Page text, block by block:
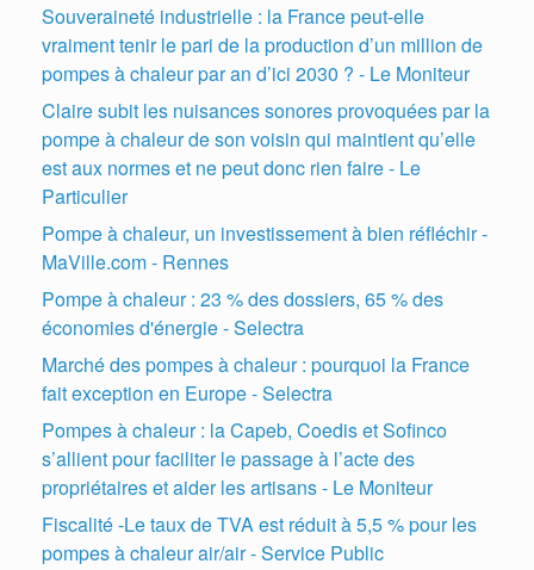
Souveraineté industrielle : la France peut-elle
vraiment tenir le pari de la production d’un million de
pompes à chaleur par an d’ici 2030 ? - Le Moniteur
Claire subit les nuisances sonores provoquées par la
pompe à chaleur de son voisin qui maintient qu’elle
est aux normes et ne peut donc rien faire - Le
Particulier
Pompe à chaleur, un investissement à bien réfléchir -
MaVille.com - Rennes
Pompe à chaleur : 23 % des dossiers, 65 % des
économies d'énergie - Selectra
Marché des pompes à chaleur : pourquoi la France
fait exception en Europe - Selectra
Pompes à chaleur : la Capeb, Coedis et Sofinco
s’allient pour faciliter le passage à l’acte des
propriétaires et aider les artisans - Le Moniteur
Fiscalité -Le taux de TVA est réduit à 5,5 % pour les
pompes à chaleur air/air - Service Public